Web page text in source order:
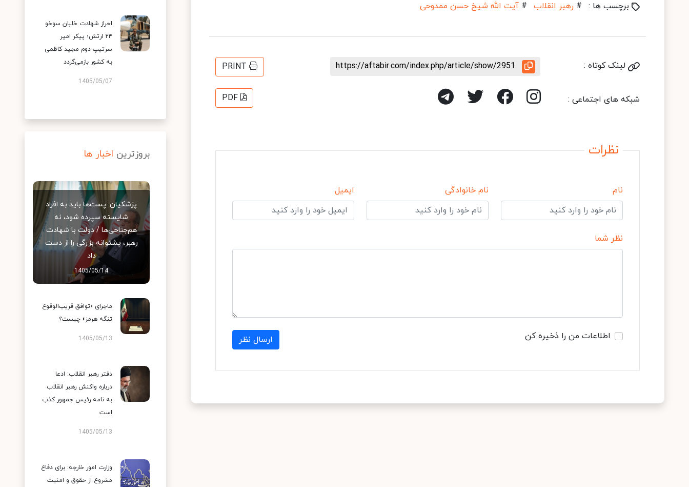
برچسب ها : # رهبر انقلاب # آیت الله شیخ حسن ممدوحی
لینک کوتاه : https://aftabir.com/index.php/article/show/2951
PRINT
شبکه های اجتماعی : PDF
نظرات
نام نام خانوادگی ایمیل
نظر شما
اطلاعات من را ذخیره کن ارسال نظر
احراز شهادت خلبان سوخو
۲۴ ارتش؛ پیکر امیر
سرتیپ دوم مجید کاظمی
به کشور بازمی‌گردد
1405/05/07
بروزترین اخبار ها
پزشکیان: پست‌ها باید به افراد
شایسته سپرده شود، نه
هم‌جناحی‌ها / دولت با شهادت
رهبر، پشتوانه بزرگی را از دست
داد
1405/05/14
ماجرای «توافق قریب‌الوقوع
تنگه هرمز» چیست؟
1405/05/13
دفتر رهبر انقلاب: ادعا
درباره واکنش رهبر انقلاب
به نامه رئیس جمهور کذب
است
1405/05/13
وزارت امور خارجه: برای دفاع
مشروع از حقوق و امنیت